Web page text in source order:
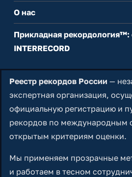
О нас
Прикладная рекордология™:
INTERRECORD
Реестр рекордов России —
экспертная организация,
официальную регистрацию и
рекордов по международным
открытым критериям оценки.
Мы применяем прозрачные
и работаем в тесном